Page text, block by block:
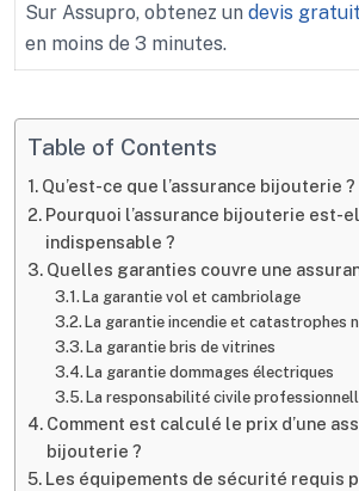
Sur Assupro, obtenez un devis gratuit
en moins de 3 minutes.
Table of Contents
Qu’est-ce que l’assurance bijouterie ?
Pourquoi l’assurance bijouterie est-
indispensable ?
Quelles garanties couvre une
La garantie vol et cambriolage
La garantie incendie et catastrophes
La garantie bris de vitrines
La garantie dommages électriques
La responsabilité civile
Comment est calculé le prix d’une
bijouterie ?
Les équipements de sécurité requis